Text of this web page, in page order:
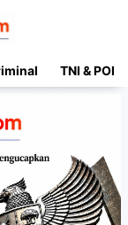
TNI &